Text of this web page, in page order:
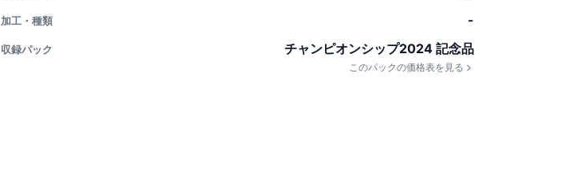
加工・種類 -
収録パック チャンピオンシップ2024 記念品
このパックの価格表を見る